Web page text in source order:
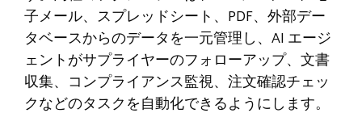
子メール、スプレッドシート、PDF、外部デー
タベースからのデータを一元管理し、AI エージ
ェントがサプライヤーのフォローアップ、文書
収集、コンプライアンス監視、注文確認チェッ
クなどのタスクを自動化できるようにします。